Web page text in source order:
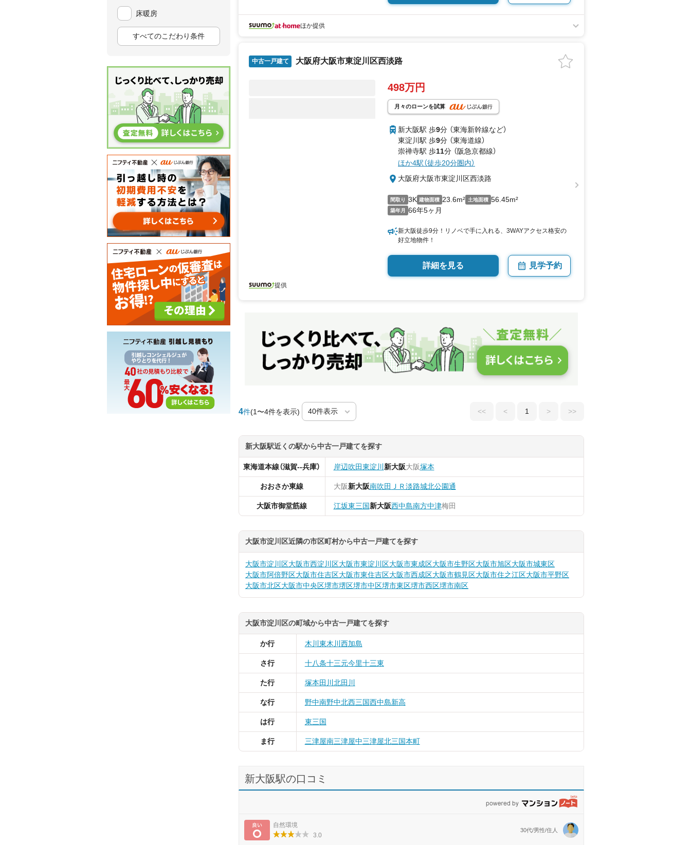
床暖房
すべてのこだわり条件
ほか提供
中古一戸建て 大阪府大阪市東淀川区西淡路
498万円
月々のローンを試算
新大阪駅 歩9分 （東海新幹線など）
東淀川駅 歩9分 （東海道線）
崇禅寺駅 歩11分 （阪急京都線）
ほか4駅（徒歩20分圏内）
大阪府大阪市東淀川区西淡路
間取り 3K 建物面積 23.6m² 土地面積 56.45m²
築年月 66年5ヶ月
新大阪徒歩9分！リノベで手に入れる、3WAYアクセス格安の
好立地物件！
詳細を見る 見学予約
提供
4件(1〜4件を表示) << < 1 > >>
新大阪駅近くの駅から中古一戸建てを探す
東海道本線（滋賀--兵庫） 岸辺吹田東淀川 新大阪大阪塚本
おおさか東線 大阪新大阪南吹田 ＪＲ淡路城北公園通
大阪市御堂筋線 江坂東三国新大阪西中島南方中津梅田
大阪市淀川区近隣の市区町村から中古一戸建てを探す
大阪市淀川区大阪市西淀川区大阪市東淀川区大阪市東成区大阪市生野区大阪市旭区大阪市城東区
大阪市阿倍野区大阪市住吉区大阪市東住吉区大阪市西成区大阪市鶴見区大阪市住之江区大阪市平野区
大阪市北区大阪市中央区堺市堺区堺市中区堺市東区堺市西区堺市南区
大阪市淀川区の町域から中古一戸建てを探す
か行 木川東木川西加島
さ行 十八条十三元今里十三東
た行 塚本田川北田川
な行 野中南野中北西三国西中島新高
は行 東三国
ま行 三津屋南三津屋中三津屋北三国本町
新大阪駅の口コミ
良い
自然環境
3.0
30代/男性/住人